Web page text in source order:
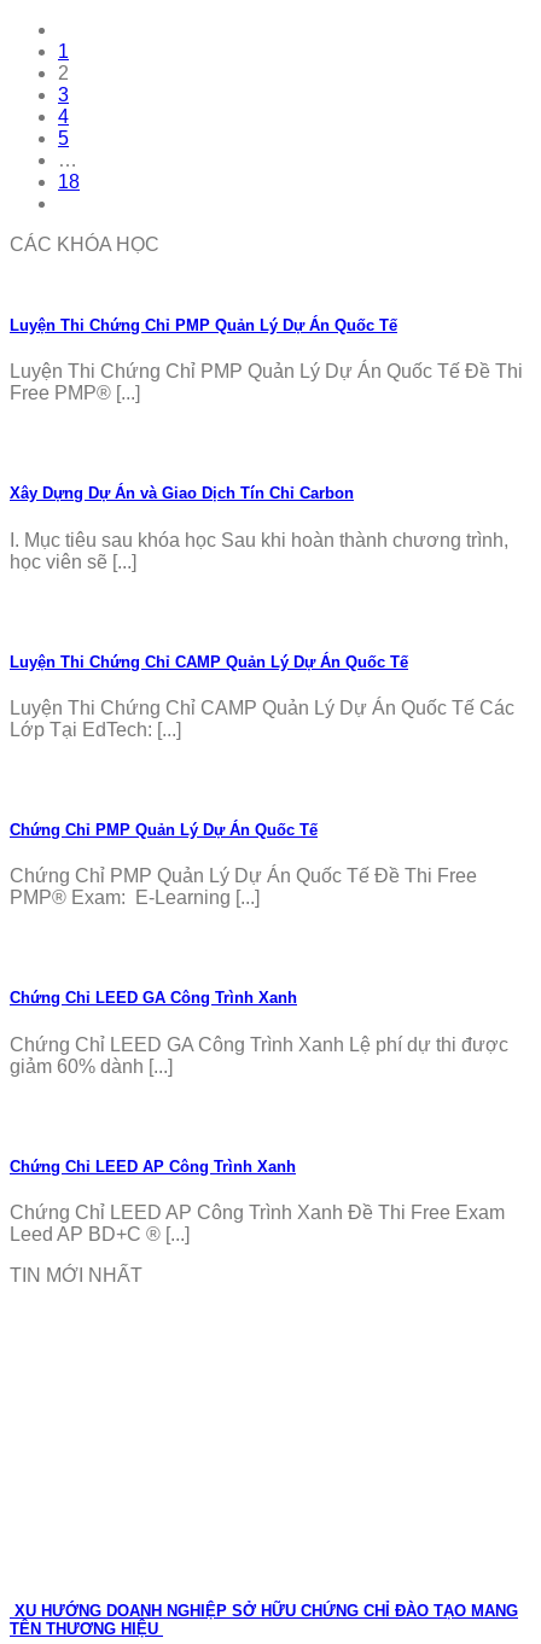
1
2
3
4
5
…
18
CÁC KHÓA HỌC
Luyện Thi Chứng Chỉ PMP Quản Lý Dự Án Quốc Tế
Luyện Thi Chứng Chỉ PMP Quản Lý Dự Án Quốc Tế Đề Thi
Free PMP® [...]
Xây Dựng Dự Án và Giao Dịch Tín Chỉ Carbon
I. Mục tiêu sau khóa học Sau khi hoàn thành chương trình,
học viên sẽ [...]
Luyện Thi Chứng Chỉ CAMP Quản Lý Dự Án Quốc Tế
Luyện Thi Chứng Chỉ CAMP Quản Lý Dự Án Quốc Tế Các
Lớp Tại EdTech: [...]
Chứng Chỉ PMP Quản Lý Dự Án Quốc Tế
Chứng Chỉ PMP Quản Lý Dự Án Quốc Tế Đề Thi Free
PMP® Exam: E-Learning [...]
Chứng Chỉ LEED GA Công Trình Xanh
Chứng Chỉ LEED GA Công Trình Xanh Lệ phí dự thi được
giảm 60% dành [...]
Chứng Chỉ LEED AP Công Trình Xanh
Chứng Chỉ LEED AP Công Trình Xanh Đề Thi Free Exam
Leed AP BD+C ® [...]
TIN MỚI NHẤT
XU HƯỚNG DOANH NGHIỆP SỞ HỮU CHỨNG CHỈ ĐÀO TẠO MANG
TÊN THƯƠNG HIỆU